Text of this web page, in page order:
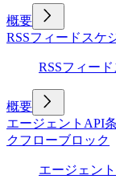
概要
RSSフィード スケ
RSSフィード
概要
エージェント API
クフローブロック
エージェント